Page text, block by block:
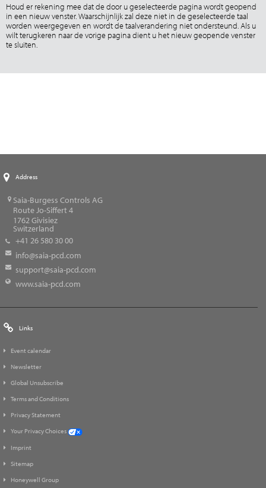
Houd er rekening mee dat de door u geselecteerde pagina wordt geopend
in een nieuw venster. Waarschijnlijk zal deze niet in de geselecteerde taal
worden weergegeven en wordt de taalverandering niet ondersteund. Als u
wilt terugkeren naar de vorige pagina dient u het nieuw geopende venster
te sluiten.
Address
Saia-Burgess Controls AG
Route Jo-Siffert 4
1762Givisiez
Switzerland
+41 26 580 30 00
info@saia-pcd.com
support@saia-pcd.com
www.saia-pcd.com
Links
Event calendar
Newsletter
Global Unsubscribe
Terms and Conditions
Privacy Statement
Your Privacy Choices
Imprint
Sitemap
Honeywell Group